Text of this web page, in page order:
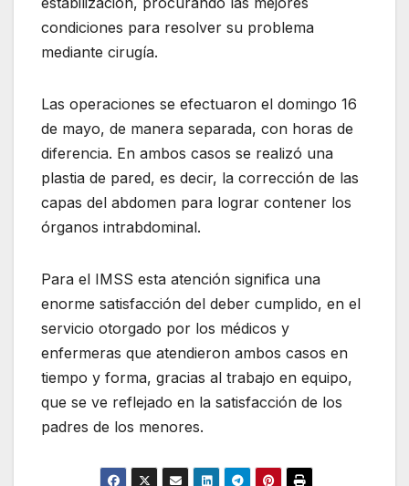
condiciones para resolver su problema
mediante cirugía.
Las operaciones se efectuaron el domingo 16
de mayo, de manera separada, con horas de
diferencia. En ambos casos se realizó una
plastia de pared, es decir, la corrección de las
capas del abdomen para lograr contener los
órganos intrabdominal.
Para el IMSS esta atención significa una
enorme satisfacción del deber cumplido, en el
servicio otorgado por los médicos y
enfermeras que atendieron ambos casos en
tiempo y forma, gracias al trabajo en equipo,
que se ve reflejado en la satisfacción de los
padres de los menores.